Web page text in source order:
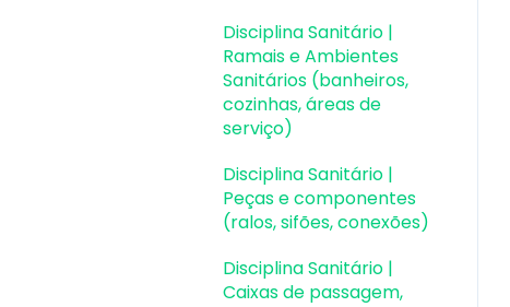
Disciplina Sanitário |
Ramais e Ambientes
Sanitários (banheiros,
cozinhas, áreas de
serviço)
Disciplina Sanitário |
Peças e componentes
(ralos, sifões, conexões)
Disciplina Sanitário |
Caixas de passagem,